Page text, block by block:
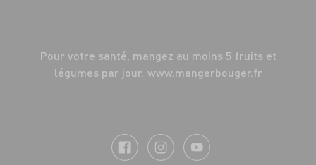
Pour votre santé, mangez au moins 5 fruits et
légumes par jour. www.mangerbouger.fr